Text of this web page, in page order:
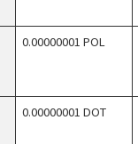
0.00000001 POL
0.00000001 DOT